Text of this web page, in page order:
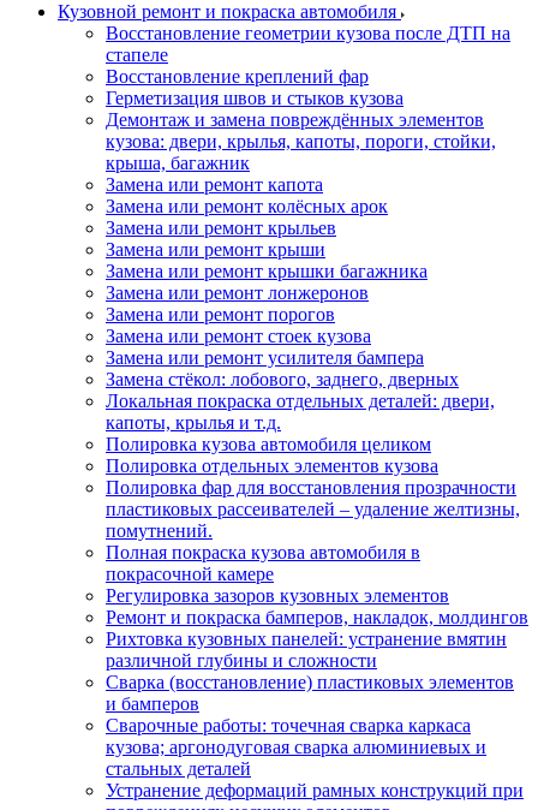
Кузовной ремонт и покраска автомобиля
Восстановление геометрии кузова после ДТП на
стапеле
Восстановление креплений фар
Герметизация швов и стыков кузова
Демонтаж и замена повреждённых элементов
кузова: двери, крылья, капоты, пороги, стойки,
крыша, багажник
Замена или ремонт капота
Замена или ремонт колёсных арок
Замена или ремонт крыльев
Замена или ремонт крыши
Замена или ремонт крышки багажника
Замена или ремонт лонжеронов
Замена или ремонт порогов
Замена или ремонт стоек кузова
Замена или ремонт усилителя бампера
Замена стёкол: лобового, заднего, дверных
Локальная покраска отдельных деталей: двери,
капоты, крылья и т.д.
Полировка кузова автомобиля целиком
Полировка отдельных элементов кузова
Полировка фар для восстановления прозрачности
пластиковых рассеивателей – удаление желтизны,
помутнений.
Полная покраска кузова автомобиля в
покрасочной камере
Регулировка зазоров кузовных элементов
Ремонт и покраска бамперов, накладок, молдингов
Рихтовка кузовных панелей: устранение вмятин
различной глубины и сложности
Сварка (восстановление) пластиковых элементов
и бамперов
Сварочные работы: точечная сварка каркаса
кузова; аргонодуговая сварка алюминиевых и
стальных деталей
Устранение деформаций рамных конструкций при